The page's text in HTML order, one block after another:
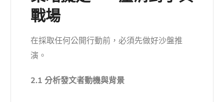
戰場
在採取任何公開行動前，必須先做好沙盤推
演。
2.1 分析發文者動機與背景